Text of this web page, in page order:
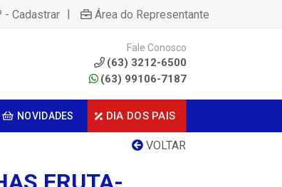
- Cadastrar | Área do Representante
Fale Conosco
(63) 3212-6500
(63) 99106-7187
NOVIDADES DIA DOS PAIS
VOLTAR